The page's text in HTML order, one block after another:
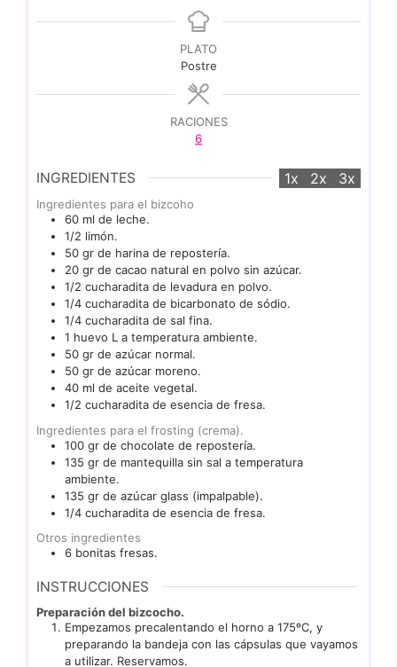
PLATO
Postre
RACIONES
6
INGREDIENTES 1x 2x 3x
Ingredientes para el bizcoho
60 ml de leche.
1/2 limón.
50 gr de harina de repostería.
20 gr de cacao natural en polvo sin azúcar.
1/2 cucharadita de levadura en polvo.
1/4 cucharadita de bicarbonato de sódio.
1/4 cucharadita de sal fina.
1 huevo L a temperatura ambiente.
50 gr de azúcar normal.
50 gr de azúcar moreno.
40 ml de aceite vegetal.
1/2 cucharadita de esencia de fresa.
Ingredientes para el frosting (crema).
100 gr de chocolate de repostería.
135 gr de mantequilla sin sal a temperatura
ambiente.
135 gr de azúcar glass (impalpable).
1/4 cucharadita de esencia de fresa.
Otros ingredientes
6 bonitas fresas.
INSTRUCCIONES
Preparación del bizcocho.
Empezamos precalentando el horno a 175ºC, y
preparando la bandeja con las cápsulas que vayamos
a utilizar. Reservamos.